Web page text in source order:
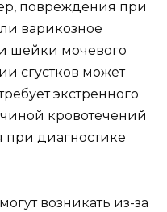
повреждения при
варикозное
шейки мочевого
сгустков может
экстренного
кровотечений
при диагностике
возникать из-за